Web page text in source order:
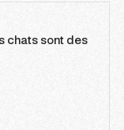
chats sont des